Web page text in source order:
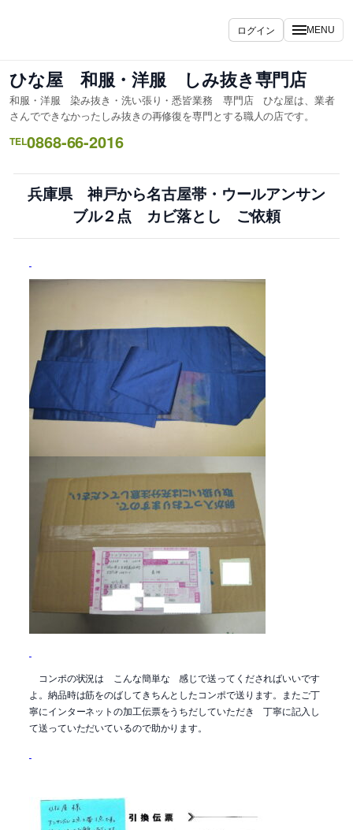
キ
ッ
プ
ログイン MENU
ひな屋 和服・洋服 しみ抜き専門店
和服・洋服 染み抜き・洗い張り・悉皆業務 専門店 ひな屋は、業者
さんでできなかったしみ抜きの再修復を専門とする職人の店です。
TEL0868-66-2016
兵庫県 神戸から名古屋帯・ウールアンサン
ブル２点 カビ落とし ご依頼
コンポの状況は こんな簡単な 感じで送ってくださればいいです
よ。納品時は筋をのばしてきちんとしたコンポで送ります。またご丁
寧にインターネットの加工伝票をうちだしていただき 丁寧に記入し
て送っていただいているので助かります。